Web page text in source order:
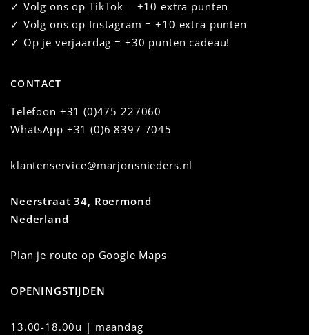
✓ Volg ons op TikTok = +10 extra punten
✓ Volg ons op Instagram = +10 extra punten
✓ Op je verjaardag = +30 punten cadeau!
CONTACT
Telefoon +31 (0)475 227060
WhatsApp +31 (0)6 8397 7045
klantenservice@marjonsnieders.nl
Neerstraat 34, Roermond
Nederland
Plan je route op Google Maps
OPENINGSTIJDEN
13.00-18.00u | maandag